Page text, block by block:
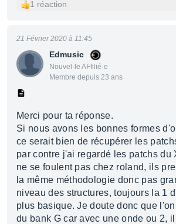
1 réaction
Edmusic
Nouvel·le AFfilié·e
Membre depuis 23 ans
21 Février 2020 à 11:45
Merci pour ta réponse.
Si nous avons les bonnes formes
ce serait bien de récupérer les
par contre j'ai regardé les patchs du
ne se foulent pas chez roland, ils
la même méthodologie donc pas
niveau des structures, toujours la 1
plus basique. Je doute donc que
du bank G car avec une onde ou 2,